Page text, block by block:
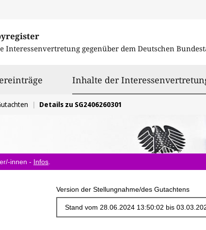
Interessenvertretung gegenüber dem Deutschen
Inhalte der
Details zu SG2406260301
innen - Infos
Version der Stellungnahme/des Gutachtens